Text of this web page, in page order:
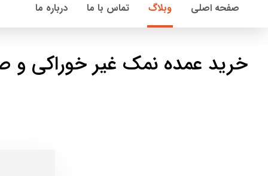
صفحه اصلی وبلاگ تماس با ما درباره ما
خرید عمده نمک غیر خوراکی و